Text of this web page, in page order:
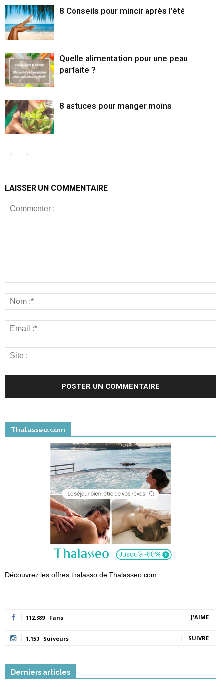
8 Conseils pour mincir après l’été
Quelle alimentation pour une peau
parfaite ?
8 astuces pour manger moins
LAISSER UN COMMENTAIRE
Thalasseo.com
Découvrez les offres thalasso de Thalasseo.com
112,889 Fans J'AIME
1,150 Suiveurs SUIVRE
Derniers articles